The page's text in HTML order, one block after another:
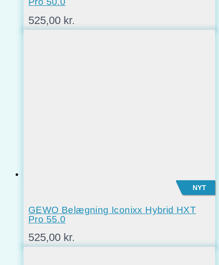
525,00 kr.
NYT
GEWO Belægning Iconixx Hybrid HXT
Pro 55.0
525,00 kr.